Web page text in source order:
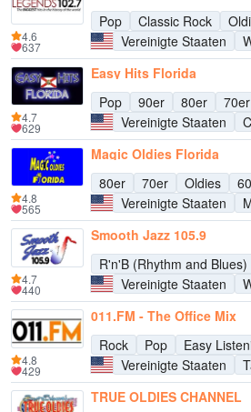
Pop
Classic Rock
Vereinigte Staaten
4.6
637
Easy Hits Florida
Pop
90er 80er 70er
Vereinigte Staaten
4.7
629
Magic Oldies Florida
80er
70er Oldies
Vereinigte Staaten
4.8
565
Smooth Jazz 105.9
R'n'B (Rhythm and Blues)
Vereinigte Staaten
4.7
440
011.FM - The Office Mix
Rock
Pop Easy
Vereinigte Staaten
4.8
429
TRUE OLDIES CHANNEL